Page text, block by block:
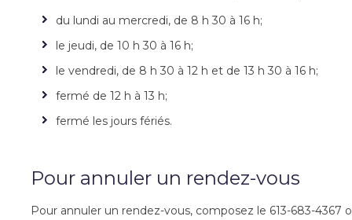
du lundi au mercredi, de 8 h 30 à 16 h;
le jeudi, de 10 h 30 à 16 h;
le vendredi, de 8 h 30 à 12 h et de 13 h 30 à 16 h;
fermé de 12 h à 13 h;
fermé les jours fériés.
Pour annuler un rendez-vous
Pour annuler un rendez-vous, composez le 613-683-4367